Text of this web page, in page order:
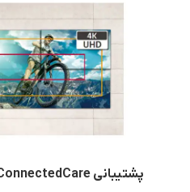
پشتیبانی LG ConnectedCare